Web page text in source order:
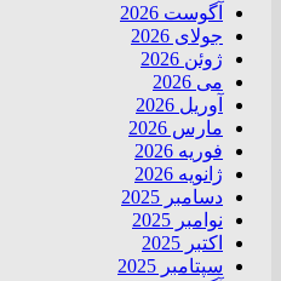
آگوست 2026
جولای 2026
ژوئن 2026
می 2026
آوریل 2026
مارس 2026
فوریه 2026
ژانویه 2026
دسامبر 2025
نوامبر 2025
اکتبر 2025
سپتامبر 2025